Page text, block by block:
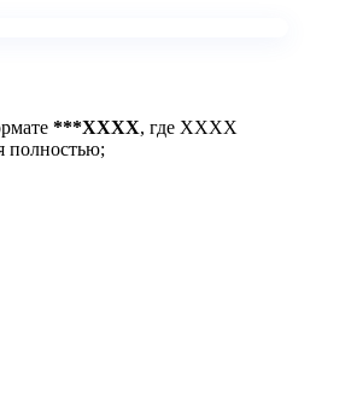
***ХХХХ, где ХХХХ
полностью;